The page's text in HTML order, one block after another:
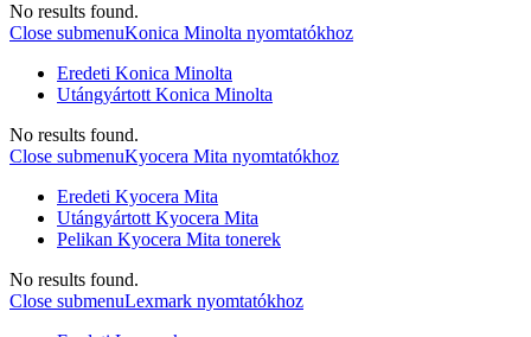
No results found.
Close submenuKonica Minolta nyomtatókhoz
Eredeti Konica Minolta
Utángyártott Konica Minolta
No results found.
Close submenuKyocera Mita nyomtatókhoz
Eredeti Kyocera Mita
Utángyártott Kyocera Mita
Pelikan Kyocera Mita tonerek
No results found.
Close submenuLexmark nyomtatókhoz